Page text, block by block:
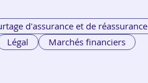
d'assurance et de réassurance
Légal
Marchés financiers